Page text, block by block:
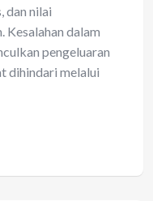
dan nilai
Kesalahan dalam
pengeluaran
dihindari melalui